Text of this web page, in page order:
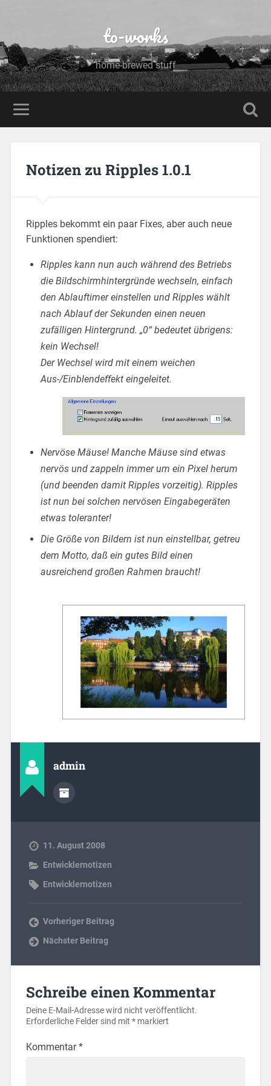
to-works
home-brewed stuff
Notizen zu Ripples 1.0.1
Ripples bekommt ein paar Fixes, aber auch neue
Funktionen spendiert:
Ripples kann nun auch während des Betriebs
die Bildschirmhintergründe wechseln, einfach
den Ablauftimer einstellen und Ripples wählt
nach Ablauf der Sekunden einen neuen
zufälligen Hintergrund. „0“ bedeutet übrigens:
kein Wechsel!
Der Wechsel wird mit einem weichen
Aus-/Einblendeffekt eingeleitet.
Nervöse Mäuse! Manche Mäuse sind etwas
nervös und zappeln immer um ein Pixel herum
(und beenden damit Ripples vorzeitig). Ripples
ist nun bei solchen nervösen Eingabegeräten
etwas toleranter!
Die Größe von Bildern ist nun einstellbar, getreu
dem Motto, daß ein gutes Bild einen
ausreichend großen Rahmen braucht!
admin
11. August 2008
Entwicklernotizen
Entwicklernotizen
Vorheriger Beitrag
Nächster Beitrag
Schreibe einen Kommentar
Deine E-Mail-Adresse wird nicht veröffentlicht.
Erforderliche Felder sind mit *markiert
Kommentar*